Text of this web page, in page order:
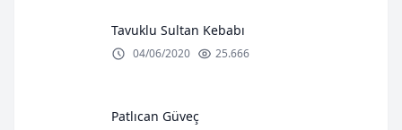
Tavuklu Sultan Kebabı
04/06/2020 25.666
Patlıcan Güveç